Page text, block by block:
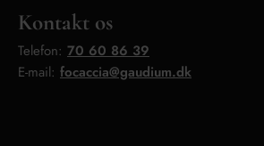
Kontakt os
Telefon: 70 60 86 39
E-mail: focaccia@gaudium.dk